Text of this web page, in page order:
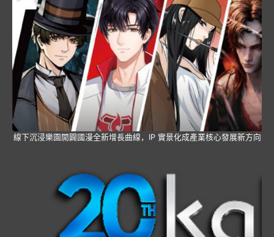
線下沉浸樂園開闢國漫全新增長曲線，IP 實景化成產業核心發展新方向